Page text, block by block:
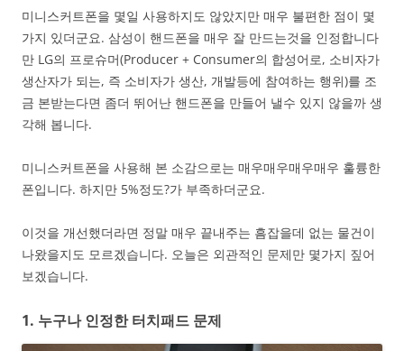
미니스커트폰을 몇일 사용하지도 않았지만 매우 불편한 점이 몇
가지 있더군요. 삼성이 핸드폰을 매우 잘 만드는것을 인정합니다
만 LG의 프로슈머(Producer + Consumer의 합성어로, 소비자가
생산자가 되는, 즉 소비자가 생산, 개발등에 참여하는 행위)를 조
금 본받는다면 좀더 뛰어난 핸드폰을 만들어 낼수 있지 않을까 생
각해 봅니다.
미니스커트폰을 사용해 본 소감으로는 매우매우매우매우 훌륭한
폰입니다. 하지만 5%정도?가 부족하더군요.
이것을 개선했더라면 정말 매우 끝내주는 흠잡을데 없는 물건이
나왔을지도 모르겠습니다. 오늘은 외관적인 문제만 몇가지 짚어
보겠습니다.
1. 누구나 인정한 터치패드 문제